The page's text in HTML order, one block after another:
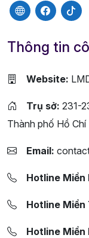
Thông tin
Website:
Trụ sở: 231-
Thành phố Hồ Chí
Email:
Hotline Miền
Hotline Miền
Hotline Miền